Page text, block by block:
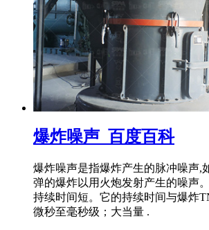
爆炸噪声_百度百科
爆炸噪声是指爆炸产生的脉冲噪声,
弹的爆炸以用火炮发射产生的噪声
持续时间短。它的持续时间与爆炸
微秒至毫秒级；大当量 .